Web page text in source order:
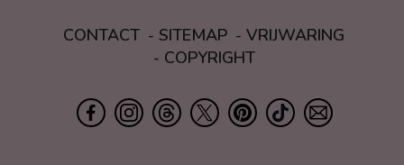
CONTACT SITEMAP
VRIJWARING
COPYRIGHT